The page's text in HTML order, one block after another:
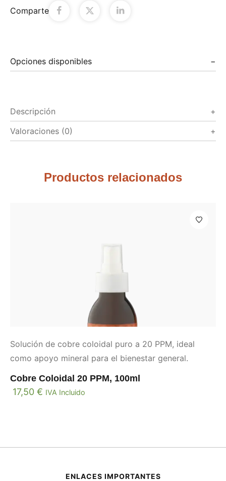
Comparte
Opciones disponibles
Descripción
Valoraciones (0)
Productos relacionados
Solución de cobre coloidal puro a 20 PPM, ideal
como apoyo mineral para el bienestar general.
Cobre Coloidal 20 PPM, 100ml
17,50 € IVA Incluido
ENLACES IMPORTANTES